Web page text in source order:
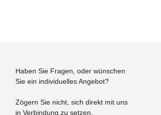
Haben Sie Fragen, oder wünschen
Sie ein individuelles Angebot?
Zögern Sie nicht, sich direkt mit uns
in Verbindung zu setzen.